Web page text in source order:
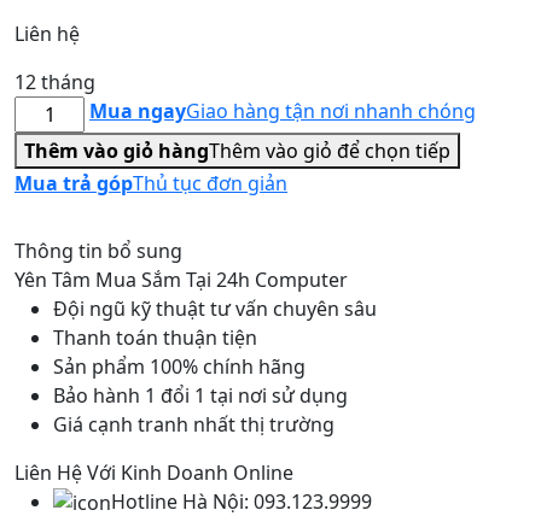
Liên hệ
12 tháng
MÀN
HÌNH
AK
VISION
INCH
Q27
CONG
FULL
HD
số
lượng
Mua ngayGiao hàng tận nơi nhanh chóng
Thêm vào giỏ hàngThêm vào giỏ để chọn tiếp
Mua trả gópThủ tục đơn giản
Thông tin bổ sung
Yên Tâm Mua Sắm Tại 24h Computer
Đội ngũ kỹ thuật tư vấn chuyên sâu
Thanh toán thuận tiện
Sản phẩm 100% chính hãng
Bảo hành 1 đổi 1 tại nơi sử dụng
Giá cạnh tranh nhất thị trường
Liên Hệ Với Kinh Doanh Online
Hotline Hà Nội: 093.123.9999